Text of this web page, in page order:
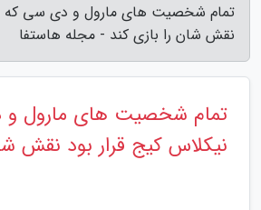
تمام شخصیت های مارول و دی سی که
نقش شان را بازی کند - مجله هاستفا
تمام شخصیت های مارول
نیکلاس کیج قرار بود نقش